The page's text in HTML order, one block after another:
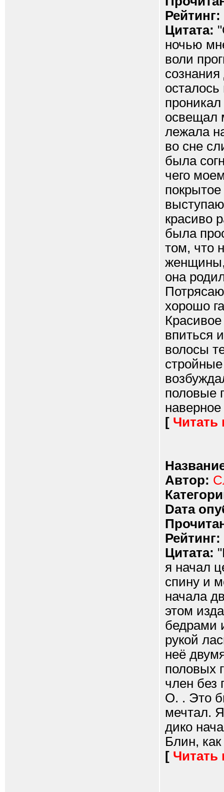
Рейтинг:
Цитата:
ночью
воли
проникал
освещал
лежала
во сне
была
чего
красиво
была
том, что
она
хорошо
впиться
волосы
половые
[ Читать
Автор:
Dата
Рейтинг:
Цитата:
я начал
спину и
начала
этом
бедрами
рукой
неё
половых
член без
О. . Это
мечтал.
дико
Блин,
[ Читать